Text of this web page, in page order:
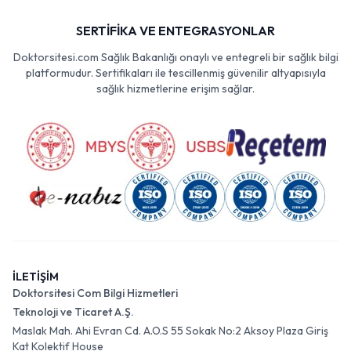
SERTİFİKA VE ENTEGRASYONLAR
Doktorsitesi.com Sağlık Bakanlığı onaylı ve entegreli bir sağlık bilgi
platformudur. Sertifikaları ile tescillenmiş güvenilir altyapısıyla
sağlık hizmetlerine erişim sağlar.
İLETİŞİM
Doktorsitesi Com Bilgi Hizmetleri
Teknoloji ve Ticaret A.Ş.
Maslak Mah. Ahi Evran Cd. A.O.S 55 Sokak No:2 Aksoy Plaza Giriş
Kat Kolektif House